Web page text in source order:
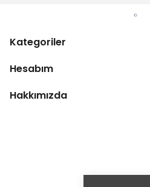
Kategoriler
Hesabım
Hakkımızda